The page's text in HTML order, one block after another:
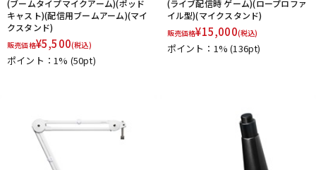
配信/ライブ機器 楽器アクセサリ
(ブームタイプマイクアーム)(ポッド
キャスト)(配信用ブームアーム)(マイ
クスタンド)
販売価格¥5,500(税込)
ポイント：1% (50pt)
(ライブ配信時 ゲーム)(ロープロファ
イル型)(マイクスタンド)
販売価格¥15,000(税込)
ポイント：1%(136pt)